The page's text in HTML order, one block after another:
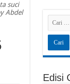
suci
Abdel
Edisi